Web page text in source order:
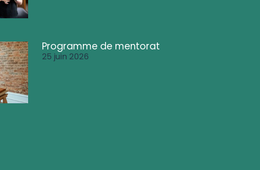
Programme de mentorat
25 juin 2026